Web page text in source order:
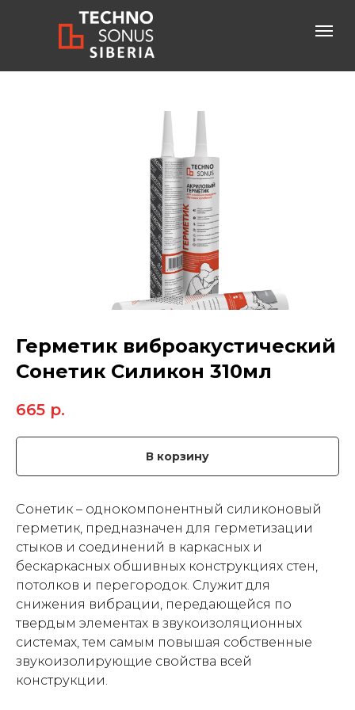
Консультация специалиста
бесплатный звонок по России
+7-800-600-61-83
Герметик виброакустический
Сонетик Силикон 310мл
665 р.
В корзину
Сонетик – однокомпонентный силиконовый
герметик, предназначен для герметизации
стыков и соединений в каркасных и
бескаркасных обшивных конструкциях стен,
потолков и перегородок. Служит для
снижения вибрации, передающейся по
твердым элементах в звукоизоляционных
системах, тем самым повышая собственные
звукоизолирующие свойства всей
конструкции.